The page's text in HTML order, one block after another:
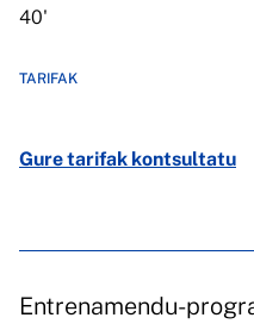
40'
TARIFAK
Gure tarifak kontsultatu
Entrenamendu-